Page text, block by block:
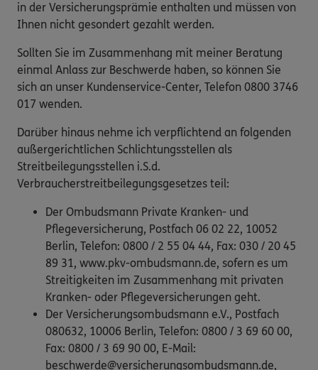
in der Versicherungsprämie enthalten und müssen von
Ihnen nicht gesondert gezahlt werden.
Sollten Sie im Zusammenhang mit meiner Beratung
einmal Anlass zur Beschwerde haben, so können Sie
sich an unser Kundenservice-Center, Telefon 0800 3746
017 wenden.
Darüber hinaus nehme ich verpflichtend an folgenden
außergerichtlichen Schlichtungsstellen als
Streitbeilegungsstellen i.S.d.
Verbraucherstreitbeilegungsgesetzes teil:
Der Ombudsmann Private Kranken- und
Pflegeversicherung, Postfach 06 02 22, 10052
Berlin, Telefon: 0800 / 2 55 04 44, Fax: 030 / 20 45
89 31, www.pkv-ombudsmann.de, sofern es um
Streitigkeiten im Zusammenhang mit privaten
Kranken- oder Pflegeversicherungen geht.
Der Versicherungsombudsmann e.V., Postfach
080632, 10006 Berlin, Telefon: 0800 / 3 69 60 00,
Fax: 0800 / 3 69 90 00, E-Mail:
beschwerde@versicherungsombudsmann.de,